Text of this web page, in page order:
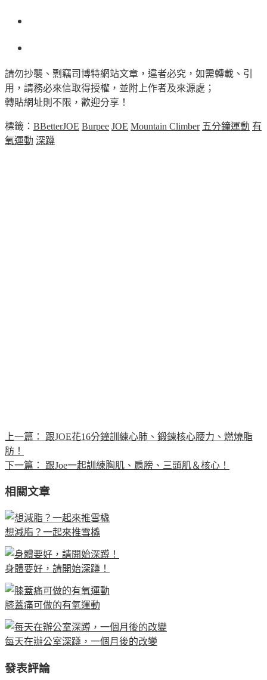
請勿抄襲、剽竊司博特網站文章，違者必究，如需轉載、引
用，請務必來信取得授權，並附上作者及來源處；
轉貼網址則不限，歡迎分享！
標籤： BBetterJOE Burpee JOE Mountain Climber 五分鐘運動 有
氧運動 深蹲
上一篇：
跟JOE花16分鐘訓練心肺、鍛鍊核心腰力、燃燒脂
肪！
下一篇：
跟Joe一起訓練胸肌、肩膀、三頭肌＆核心！
相關文章
想減脂？一起來推雪橇
身體要好，請開始深蹲！
膝蓋痛可做的有氧運動
每天在辦公室深蹲，一個月後的改變
發表評論